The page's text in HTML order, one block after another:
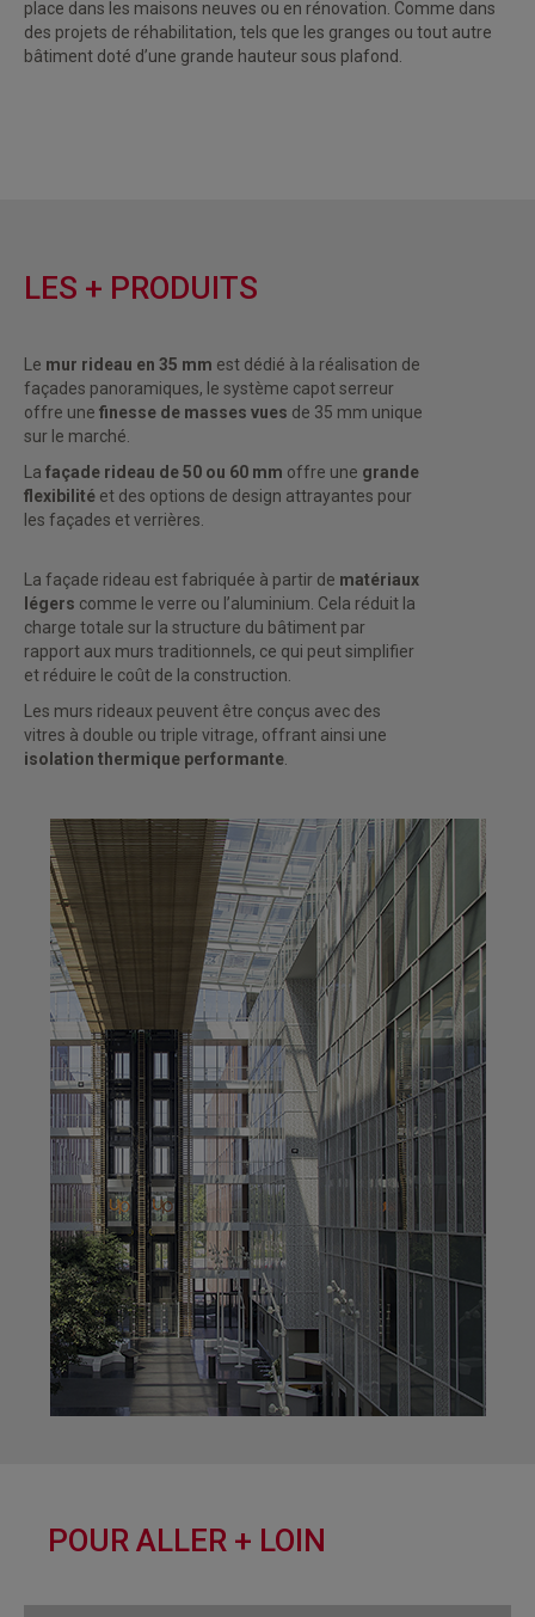
place dans les maisons neuves ou en rénovation. Comme dans
des projets de réhabilitation, tels que les granges ou tout autre
bâtiment doté d’une grande hauteur sous plafond.
LES + PRODUITS
Le mur rideau en 35 mm est dédié à la réalisation de
façades panoramiques, le système capot serreur
offre une finesse de masses vues de 35 mm unique
sur le marché.
La façade rideau de 50 ou 60 mm offre une grande
flexibilité et des options de design attrayantes pour
les façades et verrières.
La façade rideau est fabriquée à partir de matériaux
légers comme le verre ou l’aluminium. Cela réduit la
charge totale sur la structure du bâtiment par
rapport aux murs traditionnels, ce qui peut simplifier
et réduire le coût de la construction.
vitres à double ou triple vitrage, offrant ainsi une
isolation thermique performante
POUR ALLER + LOIN